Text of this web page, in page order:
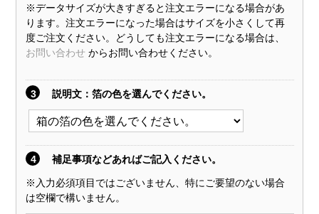
※データサイズが大きすぎると注文エラーになる場合があ
ります。注文エラーになった場合はサイズを小さくして再
度ご注文ください。どうしても注文エラーになる場合は、
お問い合わせ からお問い合わせください。
3 説明文 ：箔の色を選んでください。
4 補足事項などあればご記入ください。
※入力必須項目ではございません、特にご要望のない場合
は空欄で構いません。